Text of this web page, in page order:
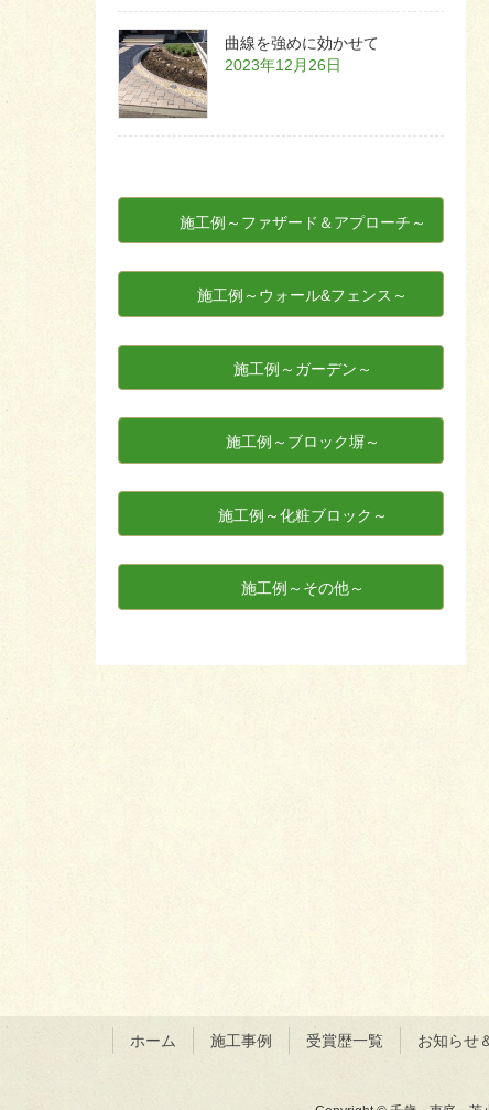
曲線を強めに効かせて
2023年12月26日
施工例～ファザード＆アプローチ～
施工例～ウォール&フェンス～
施工例～ガーデン～
施工例～ブロック塀～
施工例～化粧ブロック～
施工例～その他～
ホーム 施工事例 受賞歴一覧 お知らせ